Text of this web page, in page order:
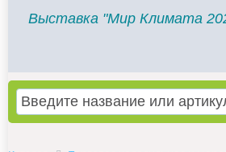
Выставка "Мир Климата